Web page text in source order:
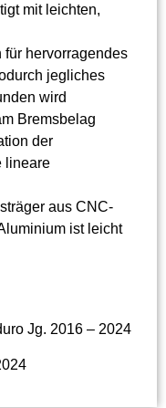
mit leichten,
hervorragendes
jegliches
wird
Bremsbelag
der
lineare
aus CNC-
ist leicht
Jg. 2016 – 2024